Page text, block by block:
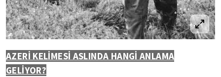
AZERİ KELİMESİ ASLINDA HANGİ ANLAMA
GELİYOR?